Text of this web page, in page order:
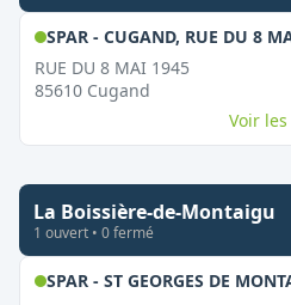
SPAR - CUGAND, RUE DU 8
RUE DU 8 MAI 1945
85610 Cugand
Voir
La Boissière-de-Montaigu
1 ouvert • 0fermé
SPAR - ST GEORGES DE